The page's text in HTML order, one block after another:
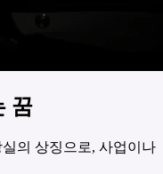
꿈
의 상징으로, 사업이나